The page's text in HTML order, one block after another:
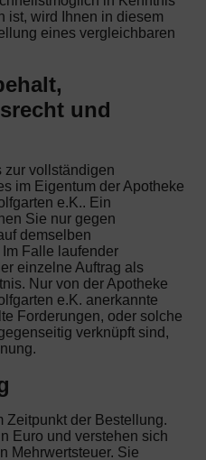
ist, wird Ihnen in diesem
eines vergleichbaren
und
zur vollständigen
im Eigentum der Apotheke
e.K.. Ein
Sie nur gegen
demselben
Falle laufender
einzelne Auftrag als
Nur von der Apotheke
e.K. anerkannte
Forderungen, oder solche
verknüpft sind,
Zeitpunkt der Bestellung.
Euro und verstehen sich
Mehrwertsteuer. Sie